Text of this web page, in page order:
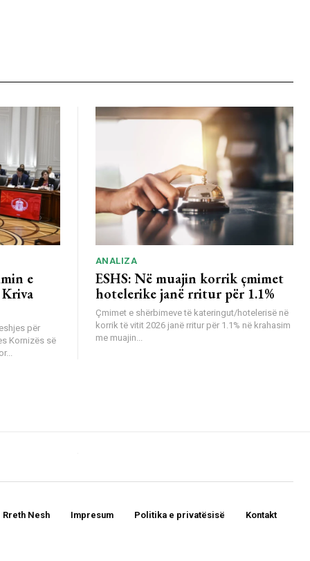
e
për
Kornizës së
ANALIZA
ESHS: Në muajin korrik çmimet
hotelerike janë rritur për 1.1%
Çmimet e shërbimeve të kateringut/hotelerisë në
korrik të vitit 2026 janë rritur për 1.1% në krahasim
me muajin...
Rreth Nesh Impresum Politika e privatësisë Kontakt